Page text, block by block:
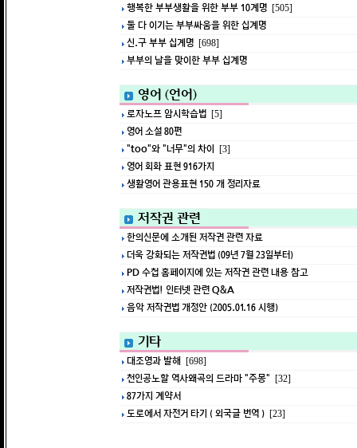
행복한 부부생활을 위한 부부 10계명 [505]
둘 다 이기는 부부싸움을 위한 십계명
신.구 부부 십계명 [698]
부부의 날을 맞이한 부부 십계명
영어 (언어)
로자노프 암시학습법 [5]
영어 소설 80편
"too"와 "너무"의 차이 [3]
영어 회화 표현 916가지
생활영어 관용표현 150 개 정리자료
저작권 관련
한의신문에 소개된 저작권 관련 자료
더욱 강화되는 저작권법 (09년 7월 23일부터)
PD 수첩 홈페이지에 있는 저작권 관련 내용 참고
저작권법! 인터넷 관련 Q&A
음악 저작권법 개정안 (2005.01.16 시행)
기타
대조영과 발해 [698]
천인공노할 역사왜곡의 드라마 "주몽" [32]
87가지 계약서
도로에서 자전거 타기 ( 외국글 번역 ) [23]